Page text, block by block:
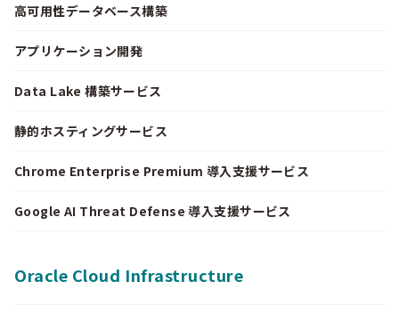
高可用性データベース構築
アプリケーション開発
Data Lake 構築サービス
静的ホスティングサービス
Chrome Enterprise Premium 導入支援サービス
Google AI Threat Defense 導入支援サービス
Oracle Cloud Infrastructure